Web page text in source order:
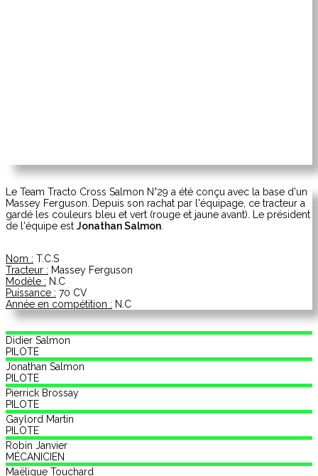
Le Team Tracto Cross Salmon N°29 a été conçu avec la base d'un
Massey Ferguson. Depuis son rachat par l'équipage, ce tracteur a
gardé les couleurs bleu et vert (rouge et jaune avant). Le président
de l'équipe est Jonathan Salmon
Nom : T.C.S
Tracteur : Massey Ferguson
Modèle : N.C
Puissance : 70 CV
Année en compétition : N.C
Didier Salmon
PILOTE
Jonathan Salmon
PILOTE
Pierrick Brossay
PILOTE
Gaylord Martin
PILOTE
Robin Janvier
MÉCANICIEN
Maëligue Touchard